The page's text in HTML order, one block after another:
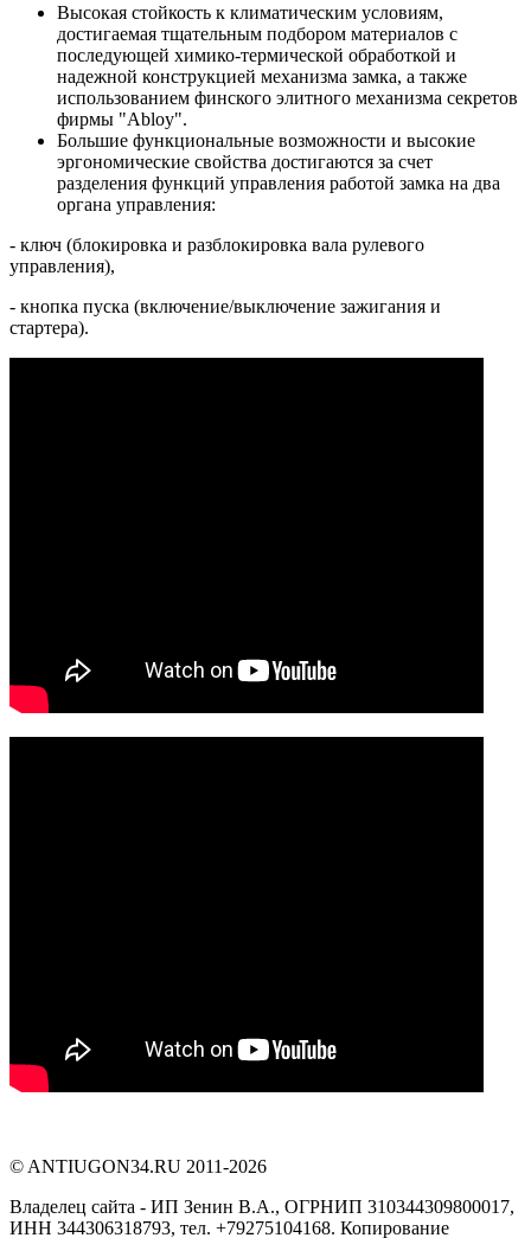
Высокая стойкость к климатическим условиям,
достигаемая тщательным подбором материалов с
последующей химико-термической обработкой и
надежной конструкцией механизма замка, а также
использованием финского элитного механизма секретов
фирмы "Abloy".
Большие функциональные возможности и высокие
эргономические свойства достигаются за счет
разделения функций управления работой замка на два
органа управления:
- ключ (блокировка и разблокировка вала рулевого
управления),
- кнопка пуска (включение/выключение зажигания и
стартера).
© ANTIUGON34.RU 2011-2026
Владелец сайта - ИП Зенин В.А., ОГРНИП 310344309800017,
ИНН 344306318793, тел. +79275104168. Копирование